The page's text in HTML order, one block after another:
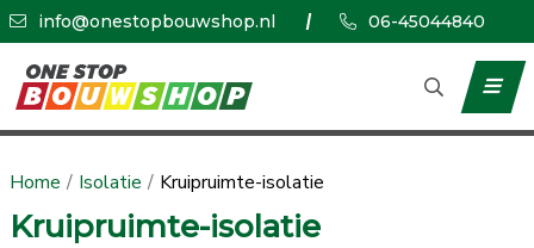
info@onestopbouwshop.nl 06-45044840
Home Isolatie Kruipruimte-isolatie
Kruipruimte-isolatie